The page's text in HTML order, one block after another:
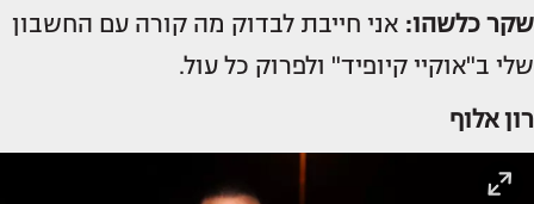
שקר כלשהו: אני חייבת לבדוק מה קורה עם החשבון
שלי ב"אוקיי קיופיד" ולפרוק כל עול.
רון אלוף